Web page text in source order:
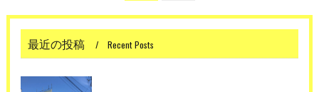
最近の投稿 Recent Posts